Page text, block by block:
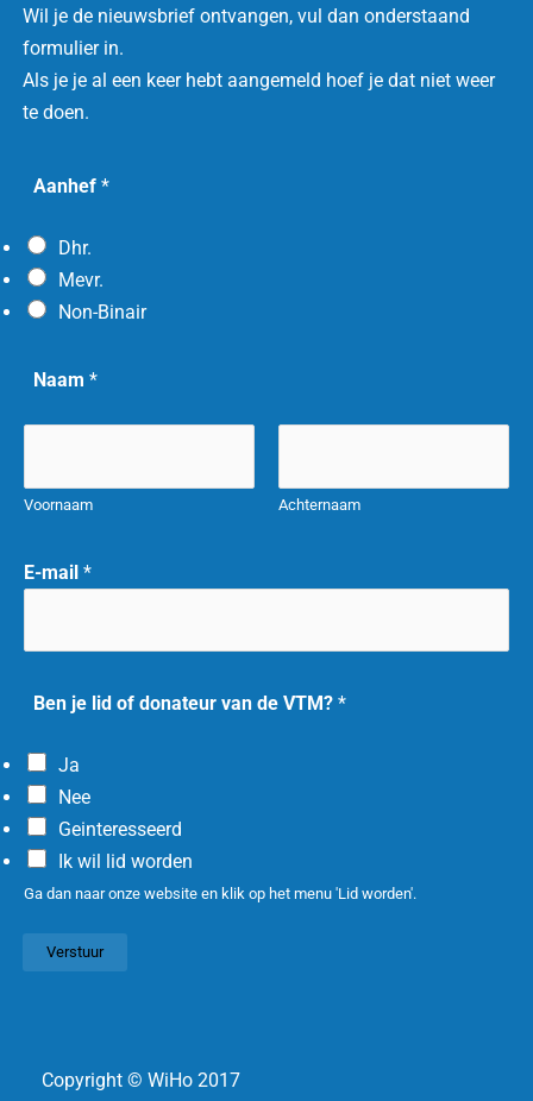
Wil je de nieuwsbrief ontvangen, vul dan onderstaand
formulier in.
Als je je al een keer hebt aangemeld hoef je dat niet weer
te doen.
n
h
e
a
*
Aanhef*
Dhr.
Mevr.
Non-Binair
Naam*
Voornaam Achternaam
E-mail *
Ben je lid of donateur van de VTM?*
Ja
Nee
Geinteresseerd
Ik wil lid worden
Ga dan naar onze website en klik op het menu 'Lid worden'.
Verstuur
Copyright © WiHo 2017